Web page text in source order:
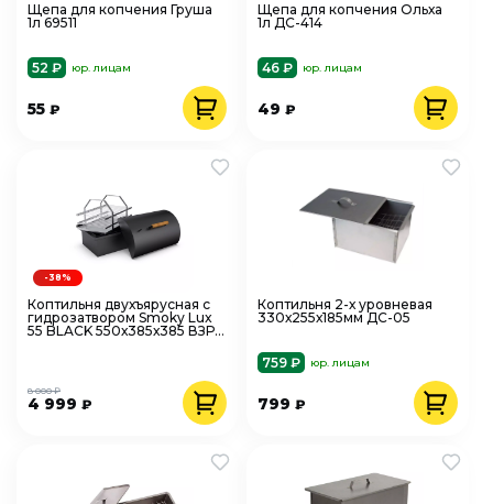
Щепа для копчения Груша
1л 69511
52 ₽ юр. лицам
55 ₽
Щепа для копчения Ольха
1л ДС-414
46 ₽ юр. лицам
49₽
Коптильня двухъярусная с
гидрозатвором Smoky Lux
55 BLACK 550х385х385 ВЗР
4 999 ₽
8 000 ₽
-38%
Коптильня 2-х уровневая
330х255х185мм ДС-05
759 ₽ юр. лицам
799₽